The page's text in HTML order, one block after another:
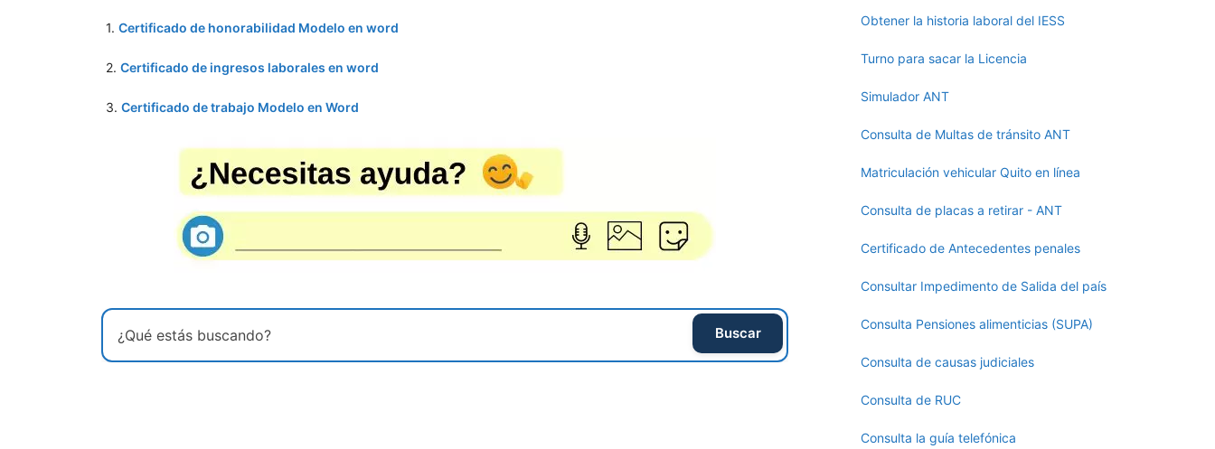
1. Certificado de honorabilidad Modelo en word
2. Certificado de ingresos laborales en word
3. Certificado de trabajo Modelo en Word
Buscar
Obtener la historia laboral del IESS
Turno para sacar la Licencia
Simulador ANT
Consulta de Multas de tránsito ANT
Matriculación vehicular Quito en línea
Consulta de placas a retirar - ANT
Certificado de Antecedentes penales
Consultar Impedimento de Salida del país
Consulta Pensiones alimenticias (SUPA)
Consulta de causas judiciales
Consulta de RUC
Consulta la guía telefónica